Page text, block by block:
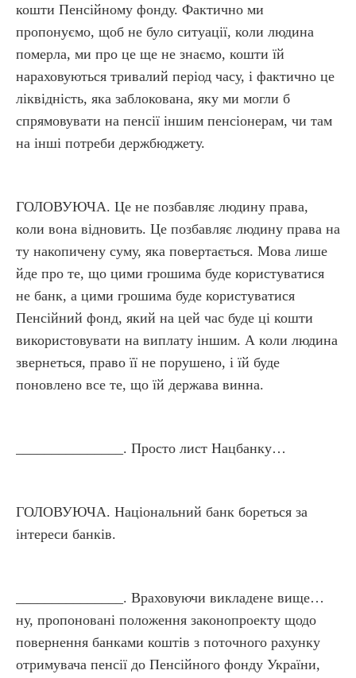
кошти Пенсійному фонду. Фактично ми
пропонуємо, щоб не було ситуації, коли людина
померла, ми про це ще не знаємо, кошти їй
нараховуються тривалий період часу, і фактично це
ліквідність, яка заблокована, яку ми могли б
спрямовувати на пенсії іншим пенсіонерам, чи там
на інші потреби держбюджету.
ГОЛОВУЮЧА. Це не позбавляє людину права,
коли вона відновить. Це позбавляє людину права на
ту накопичену суму, яка повертається. Мова лише
йде про те, що цими грошима буде користуватися
не банк, а цими грошима буде користуватися
Пенсійний фонд, який на цей час буде ці кошти
використовувати на виплату іншим. А коли людина
звернеться, право її не порушено, і їй буде
поновлено все те, що їй держава винна.
_______________. Просто лист Нацбанку…
ГОЛОВУЮЧА. Національний банк бореться за
інтереси банків.
_______________. Враховуючи викладене вище…
ну, пропоновані положення законопроекту щодо
повернення банками коштів з поточного рахунку
отримувача пенсії до Пенсійного фонду України,